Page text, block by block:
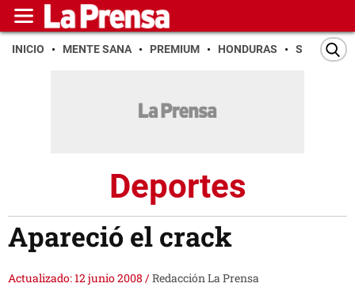
INICIO MENTE SANA PREMIUM HONDURAS SAN PEDRO
Deportes
Apareció el crack
Actualizado: 12 junio 2008 /Redacción La Prensa